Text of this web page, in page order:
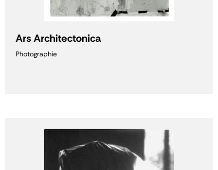
Ars Architectonica
Photographie